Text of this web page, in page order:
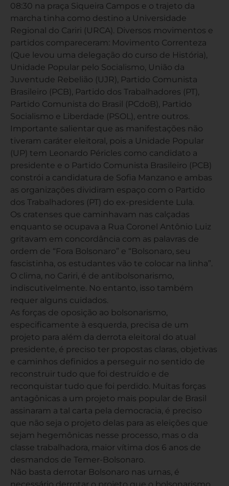
08:30 na praça Siqueira Campos e o trajeto da
marcha tinha como destino a Universidade
Regional do Cariri (URCA). Diversos movimentos e
partidos compareceram: Movimento Correnteza
(Que levou uma delegação do curso de História),
Unidade Popular pelo Socialismo, União da
Juventude Rebelião (UJR), Partido Comunista
Brasileiro (PCB), Partido dos Trabalhadores (PT),
Partido Comunista do Brasil (PCdoB), Partido
Socialismo e Liberdade (PSOL), entre outros.
Importante salientar que as manifestações não
tiveram caráter eleitoral, pois a Unidade Popular
(UP) tem Leonardo Péricles como candidato a
presidente e o Partido Comunista Brasileiro (PCB)
constrói a candidatura de Sofia Manzano e ambas
as organizações dividiram espaço com o Partido
dos Trabalhadores (PT) do ex-presidente Lula.
Os cratenses que caminhavam nas calçadas
enquanto se ocupava a Rua Coronel Antônio Luiz
gritavam em concordância com as palavras de
ordem de “Fora Bolsonaro” e “Bolsonaro, seu
fascistinha, os estudantes vão te colocar na linha”.
O clima, no Cariri, é de antibolsonarismo,
indiscutivelmente. No entanto, isso também
requer alguns cuidados.
As forças de oposição ao bolsonarismo,
especificamente à esquerda, precisa de um
projeto para além da derrota eleitoral do atual
presidente, é preciso ter propostas claras, objetivas
e caminhos definidos a perseguir no sentido de
reconstruir tudo que foi destruído e de
reconquistar tudo que foi perdido. Muitas forças
antagônicas a um projeto mais popular de Brasil
assinaram a tal carta pela democracia, é preciso
que não seja o projeto delas para as eleições que
sejam hegemônicas nesse processo, mas o da
classe trabalhadora, maior vítima dos 6 anos de
desmandos de Temer-Bolsonaro.
Não basta derrotar Bolsonaro nas urnas, é